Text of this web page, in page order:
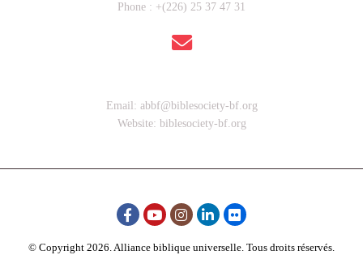
Phone : +(226) 25 37 47 31
Email: abbf@biblesociety-bf.org
Website: biblesociety-bf.org
© Copyright 2026. Alliance biblique universelle. Tous droits réservés.